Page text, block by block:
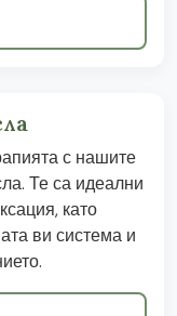
с нашите
Те са идеални
като
ви система и